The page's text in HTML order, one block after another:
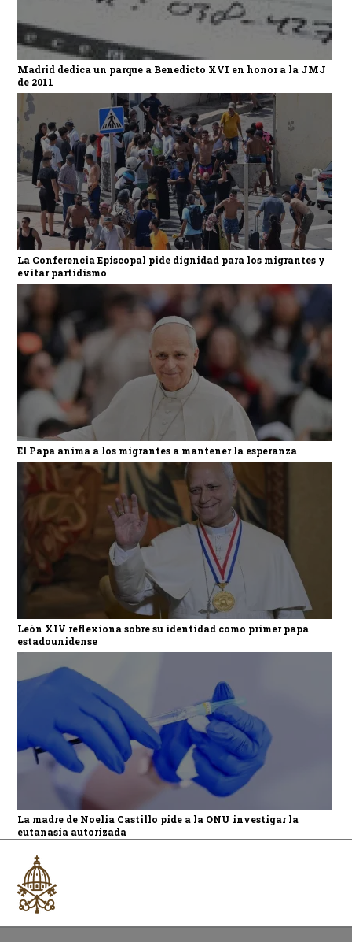
Madrid dedica un parque a Benedicto XVI en honor a la JMJ
de 2011
La Conferencia Episcopal pide dignidad para los migrantes y
evitar partidismo
El Papa anima a los migrantes a mantener la esperanza
León XIV reflexiona sobre su identidad como primer papa
estadounidense
La madre de Noelia Castillo pide a la ONU investigar la
eutanasia autorizada